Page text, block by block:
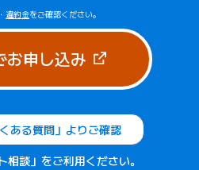
・ 違約金をご確認ください。
お申し込み（新しいタブ
ある質問」よりご確認
談」をご利用ください。